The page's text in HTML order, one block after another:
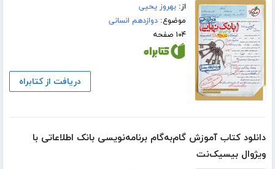
از:بهروز یحیی
موضوع:دوازدهم انسانی
۱۰۴ صفحه
دریافت از کتابراه
دانلود کتاب آموزش گام‌به‌گام برنامه‌نویسی بانک اطلاعاتی با
ویژوال بیسیک‌نت